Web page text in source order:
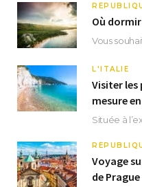
Où
L'ITALIE
Visiter les
mesure
Voyage
de